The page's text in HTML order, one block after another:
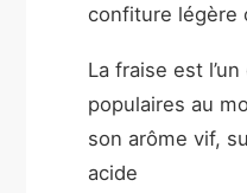
confiture légère
La fraise est
populaires au
son arôme vif,
acide